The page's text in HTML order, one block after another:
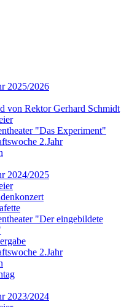
2025/2026
von Rektor Gerhard Schmidt
"Das Experiment"
2.Jahr
2024/2025
"Der eingebildete
2.Jahr
2023/2024